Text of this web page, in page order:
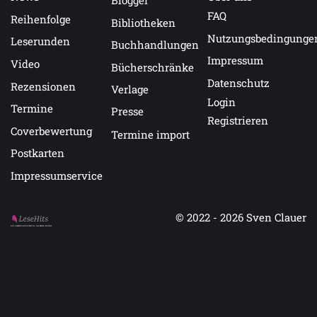
Reihenfolge
Leserunden
Video
Rezensionen
Termine
Coverbewertung
Postkarten
Impressumservice
Bibliotheken
Buchhandlungen
Bücherschränke
Verlage
Presse
Termine import
FAQ
Impressum
Datenschutz
Login
Registrieren
Auf LeseHits.de findest Du die besten Bücher.
© 2022 - 2026 Sven Clauer